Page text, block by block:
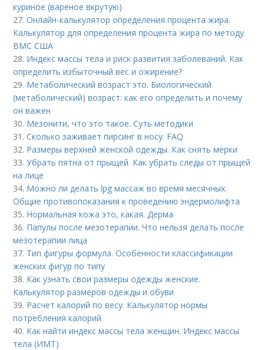
куриное (вареное вкрутую)
27.Онлайн-калькулятор определения процента жира.
Калькулятор для определения процента жира по методу
ВМС США
28. Индекс массы тела и риск развития заболеваний. Как
определить избыточный вес и ожирение?
29. Метаболический возраст это. Биологический
(метаболический) возраст: как его определить и почему
он важен
30. Мезонити, что это такое. Суть методики
31.Сколько заживает пирсинг в носу. FAQ
32. Размеры верхней женской одежды. Как снять мерки
33.Убрать пятна от прыщей. Как убрать следы от прыщей
на лице
34. Можно ли делать lpg массаж во время месячных.
Общие противопоказания к проведению эндермолифта
35. Нормальная кожа это, какая. Дерма
36. Папулы после мезотерапии. Что нельзя делать после
мезотерапии лица
37. Тип фигуры формула. Особенности классификации
женских фигур по типу
38. Как узнать свои размеры одежды женские.
Калькулятор размеров одежды и обуви
39. Расчет калорий по весу. Калькулятор нормы
потребления калорий
40. Как найти индекс массы тела женщин. Индекс массы
тела (ИМТ)